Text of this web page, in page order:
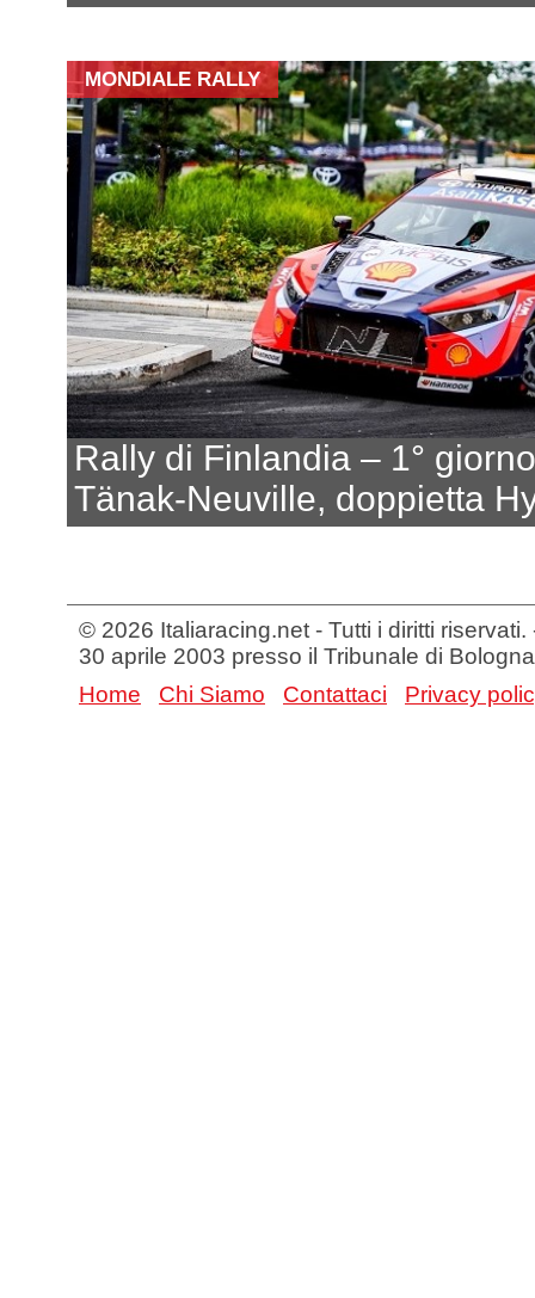
MONDIALE RALLY
Rally di Finlandia – 1° giorno
Tänak-Neuville, doppietta
© 2026 Italiaracing.net - Tutti i diritti
30 aprile 2003 presso il Tribunale di Bologna
Home
Chi Siamo Contattaci Privacy